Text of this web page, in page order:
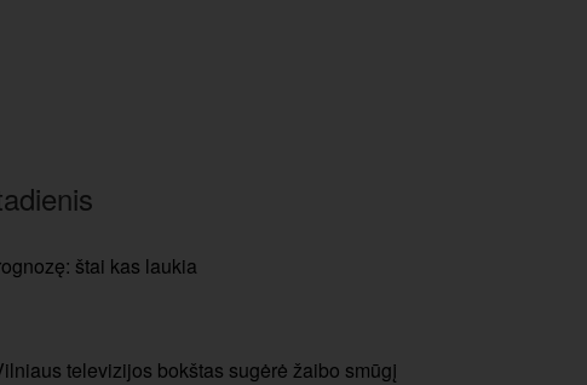
štai kas laukia
televizijos bokštas sugėrė žaibo smūgį